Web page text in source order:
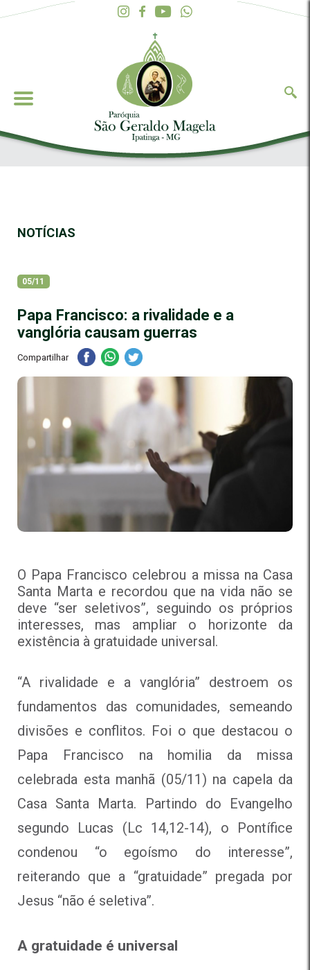
NOTÍCIAS
05/11
Papa Francisco: a rivalidade e a
vanglória causam guerras
Compartilhar
O Papa Francisco celebrou a missa na Casa
Santa Marta e recordou que na vida não se
deve “ser seletivos”, seguindo os próprios
interesses, mas ampliar o horizonte da
existência à gratuidade universal.
“A rivalidade e a vanglória” destroem os
fundamentos das comunidades, semeando
divisões e conflitos. Foi o que destacou o
Papa Francisco na homilia da missa
celebrada esta manhã (05/11) na capela da
Casa Santa Marta. Partindo do Evangelho
segundo Lucas (Lc 14,12-14), o Pontífice
condenou “o egoísmo do interesse”,
reiterando que a “gratuidade” pregada por
Jesus “não é seletiva”.
A gratuidade é universal